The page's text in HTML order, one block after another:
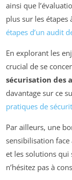
ainsi que
plus sur les étapes
étapes d’un audit
En explorant les
crucial de se
sécurisation des
davantage sur ce
pratiques de
Par ailleurs, une
sensibilisation face
et les solutions qui
n’hésitez pas à